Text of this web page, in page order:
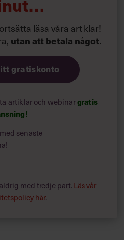
läsa våra artiklar!
utan att betala något.
gratiskonto
artiklar och webinargratis
med senaste
med tredje part. Läs vår
här.